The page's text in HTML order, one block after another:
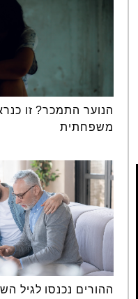
הנוער התמכר? זו
משפחתית
ההורים נכנסו לגיל